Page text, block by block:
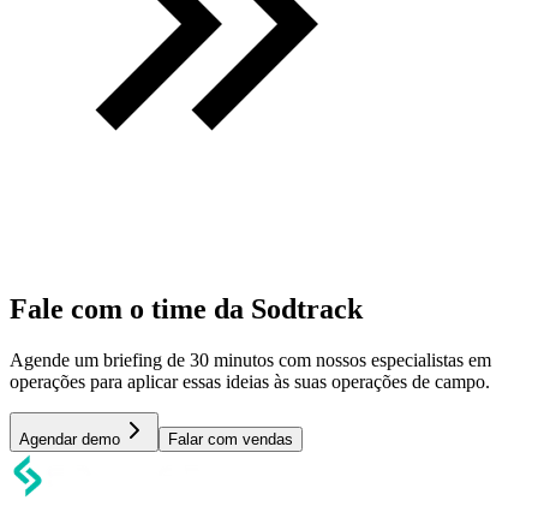
Fale com o time da Sodtrack
Agende um briefing de 30 minutos com nossos especialistas em
operações para aplicar essas ideias às suas operações de campo.
Agendar demo Falar com vendas